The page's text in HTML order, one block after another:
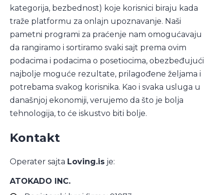
kategorija, bezbednost) koje korisnici biraju kada
traže platformu za onlajn upoznavanje. Naši
pametni programi za praćenje nam omogućavaju
da rangiramo i sortiramo svaki sajt prema ovim
podacima i podacima o posetiocima, obezbeđujući
najbolje moguće rezultate, prilagođene željama i
potrebama svakog korisnika. Kao i svaka usluga u
današnjoj ekonomiji, verujemo da što je bolja
tehnologija, to će iskustvo biti bolje.
Kontakt
Operater sajta Loving.is je:
ATOKADO INC.